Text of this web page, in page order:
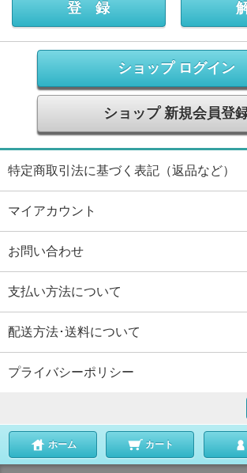
ショップ ログイン
ショップ 新規会員登
特定商取引法に基づく表記（返品など）
マイアカウント
お問い合わせ
支払い方法について
配送方法･送料について
プライバシーポリシー
ホーム カート